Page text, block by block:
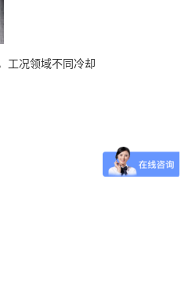
工况领域不同冷却